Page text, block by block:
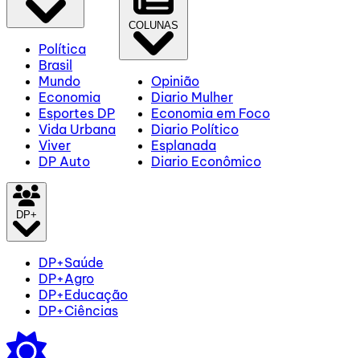
Política
Brasil
Mundo
Economia
Esportes DP
Vida Urbana
Viver
DP Auto
COLUNAS
Opinião
Diario Mulher
Economia em Foco
Diario Político
Esplanada
Diario Econômico
DP+
DP+Saúde
DP+Agro
DP+Educação
DP+Ciências